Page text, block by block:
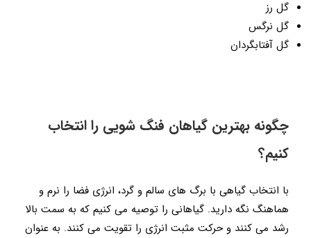
گل رز
گل نرگس
گل آفتابگردان
چگونه بهترین گیاهان فنگ شویی را انتخاب
کنیم؟
با انتخاب گیاهی با برگ های سالم و گرد، انرژی فضا را نرم و
هماهنگ نگه دارید. گیاهانی را توصیه می کنیم که به سمت بالا
رشد می کنند و حرکت مثبت انرژی را تقویت می کنند. به عنوان